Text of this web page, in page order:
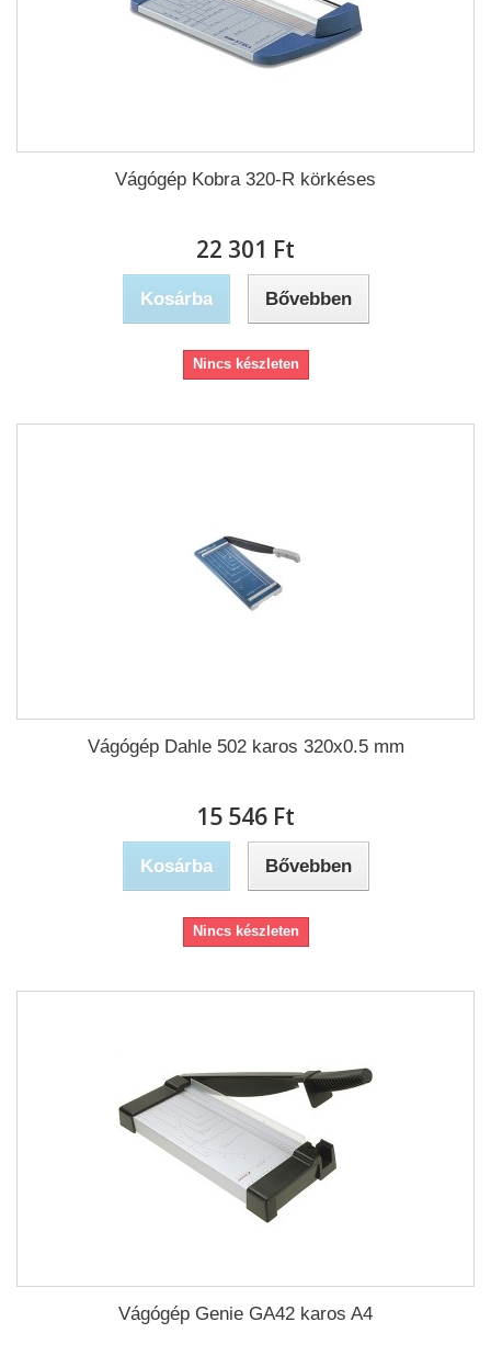
Vágógép Kobra 320-R körkéses
22 301 Ft‎
Kosárba Bővebben
Nincs készleten
Vágógép Dahle 502 karos 320x0.5 mm
15 546 Ft‎
Kosárba Bővebben
Nincs készleten
Vágógép Genie GA42 karos A4